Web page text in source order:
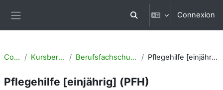
Activer/désactiver la
Connexion
Cours Kursbereiche Berufsfachschule (BFS) Pflegehilfe [einjährig] (PFH)
Pflegehilfe [einjährig] (PFH)